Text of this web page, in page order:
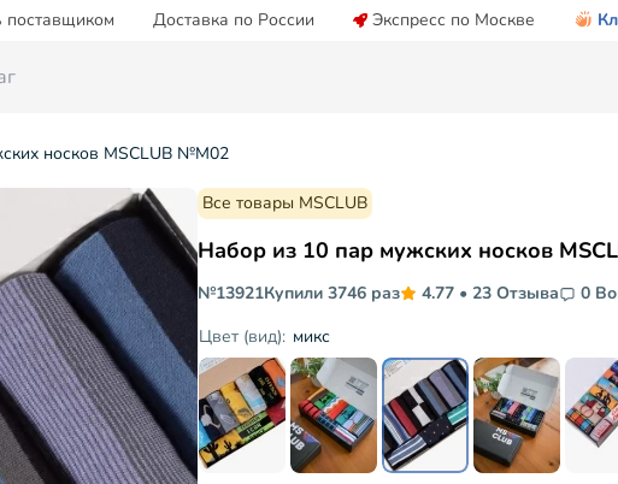
поставщиком Доставка по России Экспресс по Москве
носков MSCLUB №М02
Все товары MSCLUB
Набор из 10 пар мужских носков
№13921Купили 3746 раз 4.77 • 23 Отзыва
0
Цвет (вид): микс